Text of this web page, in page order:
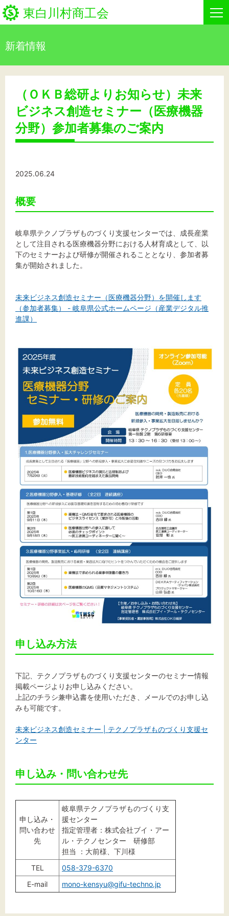
東白川村商工会
事業者・創業者の方へ
関係機関の方へ
文字サイズ
背景色
新着情報
（ＯＫＢ総研よりお知らせ）未来
ビジネス創造セミナー（医療機器
分野）参加者募集のご案内
2025.06.24
概要
岐阜県テクノプラザものづくり支援センターでは、成長産業
として注目される医療機器分野における人材育成として、以
下のセミナーおよび研修が開催されることとなり、参加者募
集が開始されました。
未来ビジネス創造セミナー（医療機器分野）を開催します
（参加者募集） - 岐阜県公式ホームページ（産業デジタル推
進課）
申し込み方法
下記、テクノプラザものづくり支援センターのセミナー情報
掲載ページよりお申し込みください。
上記のチラシ兼申込書を使用いただき、メールでのお申し込
みも可能です。
未来ビジネス創造セミナー | テクノプラザものづくり支援セ
ンター
申し込み・問い合わせ先
申し込み・
問い合わせ
先
岐阜県テクノプラザものづくり支
援センター
指定管理者：株式会社ブイ・アー
ル・テクノセンター 研修部
担当 ：大前様、下川様
TEL
058-379-6370
E-mail
mono-kensyu@gifu-techno.jp